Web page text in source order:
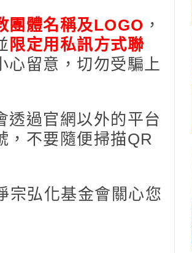
團體名稱及LOGO ，
限定用私訊方式聯
心留意，切勿受騙上
過官網以外的平台
，不要隨便掃描QR
宗弘化基金會關心您